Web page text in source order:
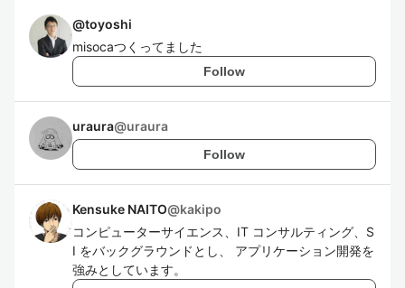
@toyoshi
misocaつくってました
Follow
uraura@uraura
Follow
Kensuke NAITO@kakipo
コンピューターサイエンス、IT コンサルティング、S
I をバックグラウンドとし、 アプリケーション開発を
強みとしています。